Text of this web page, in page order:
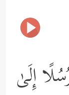
إِلَىٰ